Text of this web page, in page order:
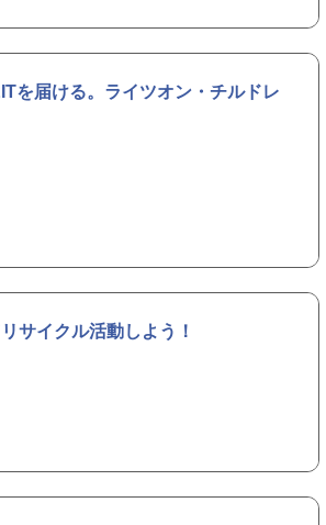
を届ける。ライツオン・チルドレ
サイクル活動しよう！